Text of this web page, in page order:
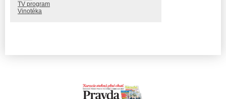
TV program
Vinotéka